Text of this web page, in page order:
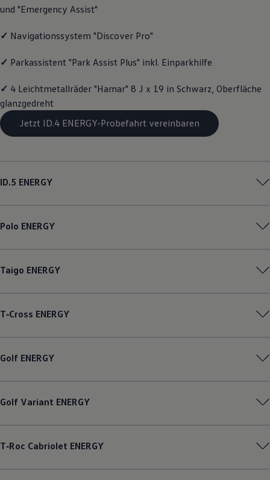
Magazin
Transport
Familie
Volkswagen R
Volkswagen Kundenbetreuung
und "Emergency Assist"
✓ Navigationssystem "Discover Pro"
✓ Parkassistent "Park Assist Plus" inkl. Einparkhilfe
✓ 4 Leichtmetallräder "Hamar" 8 J x 19 in Schwarz, Oberfläche
glanzgedreht
Jetzt ID.4 ENERGY-Probefahrt vereinbaren
ID.5 ENERGY
Polo ENERGY
Taigo ENERGY
T‑Cross ENERGY
Golf ENERGY
Golf Variant ENERGY
T‑Roc Cabriolet ENERGY